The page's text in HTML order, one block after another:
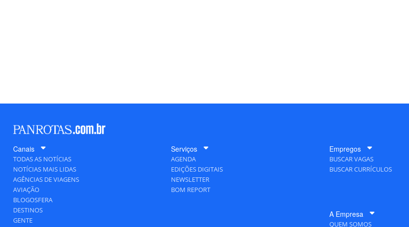
Canais
TODAS AS NOTÍCIAS
NOTÍCIAS MAIS LIDAS
AGÊNCIAS DE VIAGENS
AVIAÇÃO
BLOGOSFERA
DESTINOS
GENTE
Serviços
AGENDA
EDIÇÕES DIGITAIS
NEWSLETTER
BOM REPORT
Empregos
BUSCAR VAGAS
BUSCAR CURRÍCULOS
A Empresa
QUEM SOMOS